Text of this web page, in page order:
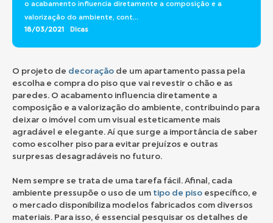
o acabamento influencia diretamente a composição e a
valorização do ambiente, cont...
18/03/2021 Dicas
O projeto de decoração de um apartamento passa pela
escolha e compra do piso que vai revestir o chão e as
paredes. O acabamento influencia diretamente a
composição e a valorização do ambiente, contribuindo para
deixar o imóvel com um visual esteticamente mais
agradável e elegante. Aí que surge a importância de saber
como escolher piso para evitar prejuízos e outras
surpresas desagradáveis no futuro.
Nem sempre se trata de uma tarefa fácil. Afinal, cada
ambiente pressupõe o uso de um tipo de piso específico, e
o mercado disponibiliza modelos fabricados com diversos
materiais. Para isso, é essencial pesquisar os detalhes de